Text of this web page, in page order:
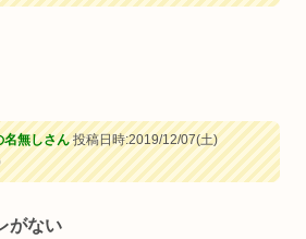
名無しさん投稿日時:2019/12/07(土)
がない